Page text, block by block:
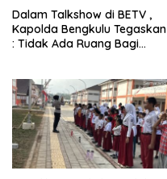
Dalam Talkshow di BETV ,
Kapolda Bengkulu Tegaskan
: Tidak Ada Ruang Bagi